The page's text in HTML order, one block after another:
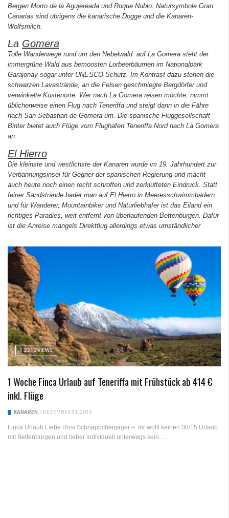
Bergen Morro de la Agujereada und Roque Nublo. Natursymbole Gran
Canarias sind übrigens die kanarische Dogge und die Kanaren-
Wolfsmilch.
La Gomera
Tolle Wanderwege rund um den Nebelwald: auf La Gomera steht der
immergrüne Wald aus bemoosten Lorbeerbäumen im Nationalpark
Garajonay sogar unter UNESCO Schutz. Im Kontrast dazu stehen die
schwarzen Lavastrände, an die Felsen geschmiegte Bergdörfer und
verwinkelte Küstenorte. Wer nach La Gomera reisen möchte, nimmt
üblicherweise einen Flug nach Teneriffa und steigt dann in die Fähre
nach San Sebastian de Gomera um. Die spanische Fluggesellschaft
Binter bietet auch Flüge vom Flughafen Teneriffa Nord nach La Gomera
an.
El Hierro
Die kleinste und westlichste der Kanaren wurde im 19. Jahrhundert zur
Verbannungsinsel für Gegner der spanischen Regierung und macht
auch heute noch einen recht schroffen und zerklüfteten Eindruck. Statt
feiner Sandstrände badet man auf El Hierro in Meeresschwimmbädern
und für Wanderer, Mountainbiker und Naturliebhafer ist das Eiland ein
richtiges Paradies, weit entfernt von überlaufenden Bettenburgen. Dafür
ist die Anreise mangels Direktflug allerdings etwas umständlicher
2210 VIEWS
1 Woche Finca Urlaub auf Teneriffa mit Frühstück ab 414 €
inkl. Flüge
KANAREN / DEZEMBER 31, 2019
Finca Urlaub Liebe Rosi Schnäppchenjäger – ihr wollt keinen 08/15 Urlaub
mit Bettenburgen und lieber individuell unterwegs sein....